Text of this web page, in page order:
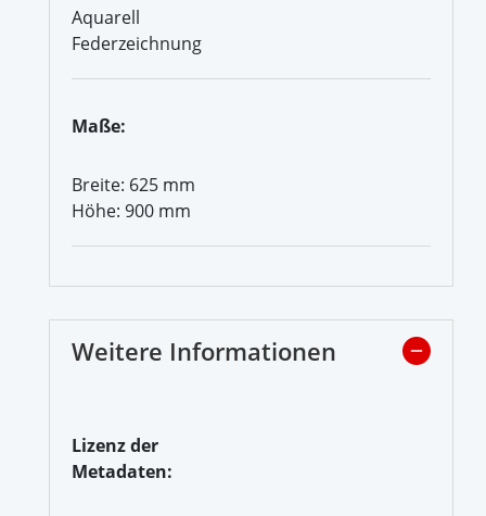
Aquarell
Federzeichnung
Maße:
Breite: 625 mm
Höhe: 900 mm
Weitere Informationen
Lizenz der
Metadaten: